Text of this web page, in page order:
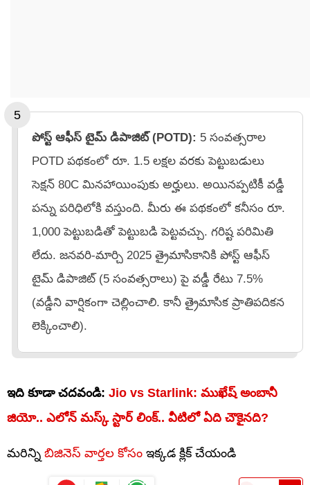
పోస్ట్ ఆఫీస్ టైమ్ డిపాజిట్ (POTD): 5 సంవత్సరాల
POTD పథకంలో రూ. 1.5 లక్షల వరకు పెట్టుబడులు
సెక్షన్ 80C మినహాయింపుకు అర్హులు. అయినప్పటికీ వడ్డీ
పన్ను పరిధిలోకి వస్తుంది. మీరు ఈ పథకంలో కనీసం రూ.
1,000 పెట్టుబడితో పెట్టుబడి పెట్టవచ్చు. గరిష్ట పరిమితి
లేదు. జనవరి-మార్చి 2025 త్రైమాసికానికి పోస్ట్ ఆఫీస్
టైమ్ డిపాజిట్ (5 సంవత్సరాలు) పై వడ్డీ రేటు 7.5%
(వడ్డీని వార్షికంగా చెల్లించాలి. కానీ త్రైమాసిక ప్రాతిపదికన
లెక్కించాలి).
ఇది కూడా చదవండి: Jio vs Starlink: ముఖేష్ అంబానీ
జియో.. ఎలోన్ మస్క్ స్టార్ లింక్.. వీటిలో ఏది చౌకైనది?
మరిన్ని బిజినెస్ వార్తల కోసం ఇక్కడ క్లిక్ చేయండి